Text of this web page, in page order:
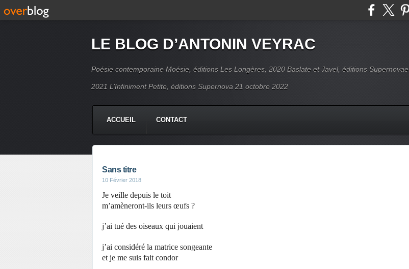
LE BLOG D’ANTONIN VEYRAC
Poésie contemporaine Moésie, éditions Les Longères, 2020 Baslate et Javel, éditions Supernovae
2021 L’Infiniment Petite, éditions Supernova 21 octobre 2022
ACCUEIL CONTACT
Sans titre
10 Février 2018
Je veille depuis le toit
m’amèneront-ils leurs œufs ?
j’ai tué des oiseaux qui jouaient
j’ai considéré la matrice songeante
et je me suis fait condor